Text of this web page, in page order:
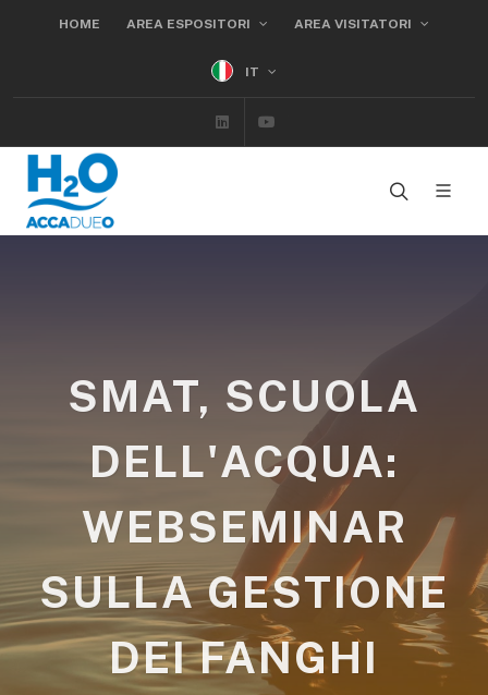
HOME AREA ESPOSITORI AREA VISITATORI
IT
Linkedin
SMAT, SCUOLA
DELL'ACQUA:
WEBSEMINAR
SULLA GESTIONE
DEI FANGHI